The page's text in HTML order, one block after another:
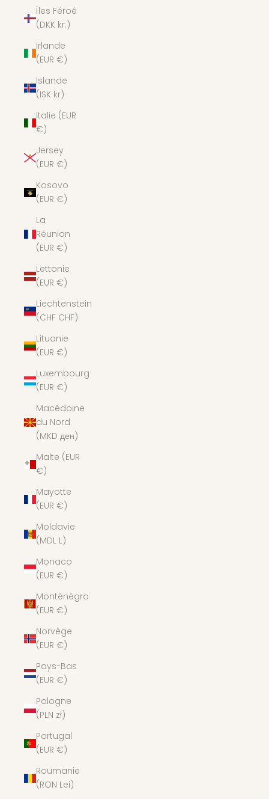
Îles Féroé
(DKK kr.)
Irlande
(EUR €)
Islande
(ISK kr)
Italie (EUR
€)
Jersey
(EUR €)
Kosovo
(EUR €)
La
Réunion
(EUR €)
Lettonie
(EUR €)
Liechtenstein
(CHF CHF)
Lituanie
(EUR €)
Luxembourg
(EUR €)
Macédoine
du Nord
(MKD ден)
Malte (EUR
€)
Mayotte
(EUR €)
Moldavie
(MDL L)
Monaco
(EUR €)
Monténégro
(EUR €)
Norvège
(EUR €)
Pays-Bas
(EUR €)
Pologne
(PLN zł)
Portugal
(EUR €)
Roumanie
(RON Lei)